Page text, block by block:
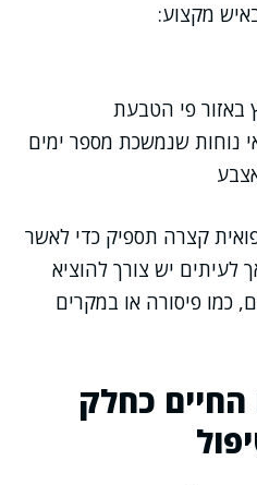
מקצוע:
באזור פי הטבעת
נוחות שנמשכת מספר ימים
קצרה תספיק כדי לאשר
לעיתים יש צורך להוציא
כמו פיסורה או במקרים
כחלק